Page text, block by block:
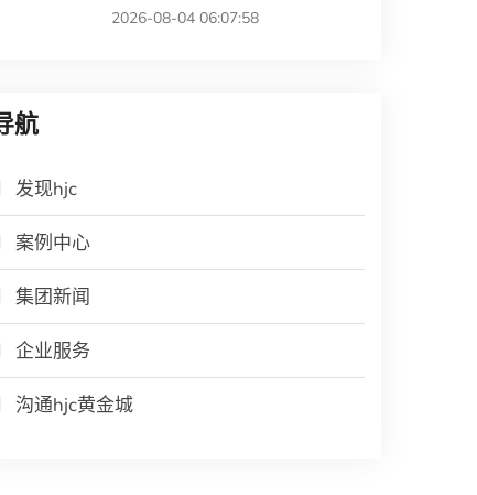
2026-08-04 06:07:58
航
发现hjc
案例中心
集团新闻
企业服务
沟通hjc黄金城